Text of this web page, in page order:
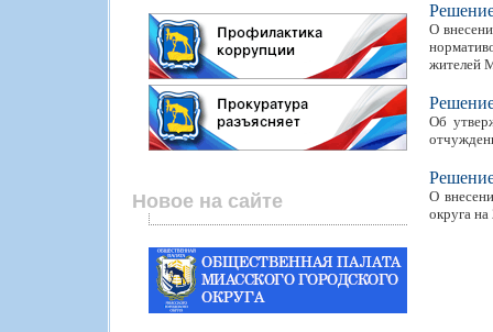
Новое на сайте
О
жителей
Об
О
округа